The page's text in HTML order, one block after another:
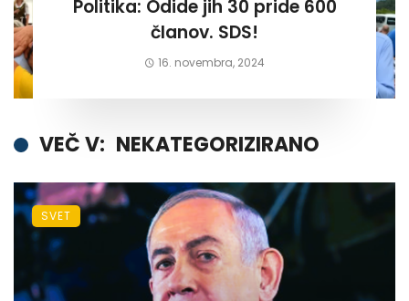
Politika: Odide jih 30 pride 600
članov. SDS!
16. novembra, 2024
VEČ V: NEKATEGORIZIRANO
SVET